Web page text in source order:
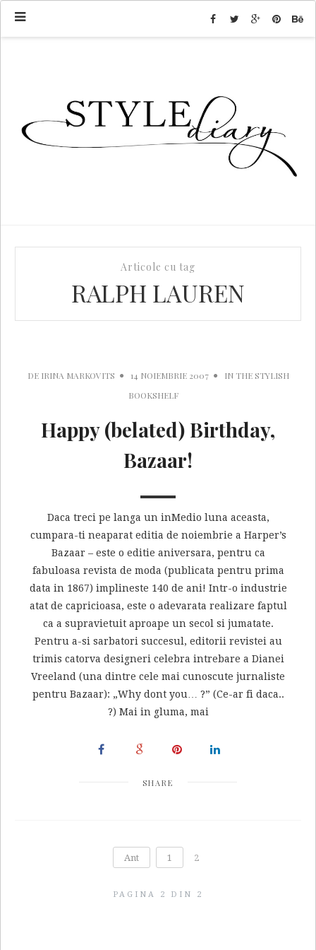
Articole cu tag
RALPH LAUREN
DE IRINA MARKOVITS 14 NOIEMBRIE 2007 INTHE STYLISH
BOOKSHELF
Happy (belated) Birthday,
Bazaar!
Daca treci pe langa un inMedio luna aceasta,
cumpara-ti neaparat editia de noiembrie a Harper’s
Bazaar – este o editie aniversara, pentru ca
fabuloasa revista de moda (publicata pentru prima
data in 1867) implineste 140 de ani! Intr-o industrie
atat de capricioasa, este o adevarata realizare faptul
ca a supravietuit aproape un secol si jumatate.
Pentru a-si sarbatori succesul, editorii revistei au
trimis catorva designeri celebra intrebare a Dianei
Vreeland (una dintre cele mai cunoscute jurnaliste
pentru Bazaar): „Why dont you… ?” (Ce-ar fi daca..
?) Mai in gluma, mai
SHARE
Ant 1 2
PAGINA 2 DIN 2